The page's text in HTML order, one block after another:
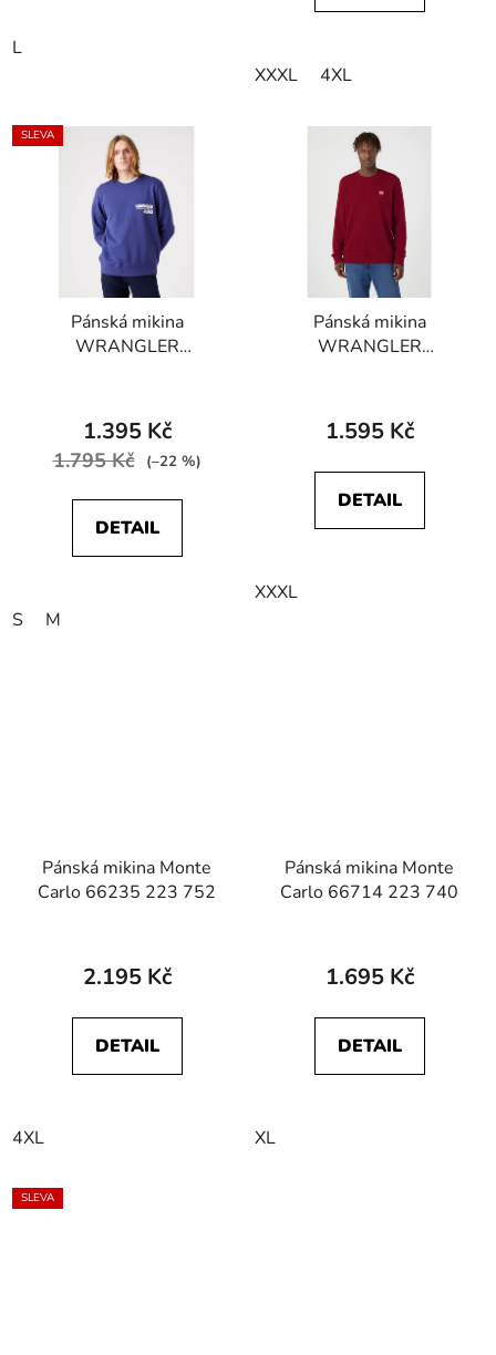
L
XXXL 4XL
SLEVA
Pánská mikina
WRANGLER
1.395 Kč
1.795 Kč (–22 %)
DETAIL
S M
Pánská mikina
WRANGLER
Red
1.595 Kč
DETAIL
XXXL
Pánská mikina Monte
Carlo 66235 223 752
2.195 Kč
DETAIL
4XL
Pánská mikina Monte
Carlo 66714 223 740
1.695 Kč
DETAIL
XL
SLEVA